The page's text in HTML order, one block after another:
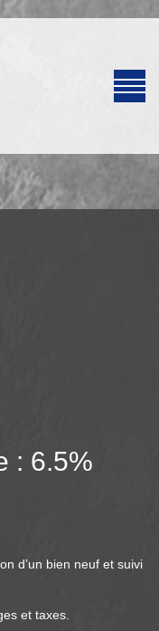
: 6.5%
d’un bien neuf et suivi
et taxes.